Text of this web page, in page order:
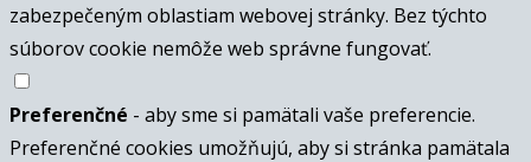
zabezpečeným oblastiam webovej stránky. Bez týchto
súborov cookie nemôže web správne fungovať.
Preferenčné - aby sme si pamätali vaše preferencie.
Preferenčné cookies umožňujú, aby si stránka pamätala